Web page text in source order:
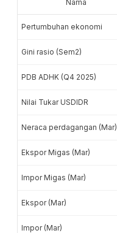
Nama
Pertumbuhan ekonomi
Gini rasio (Sem2)
PDB ADHK (Q4 2025)
Nilai Tukar USDIDR
Neraca perdagangan (Mar)
Ekspor Migas (Mar)
Impor Migas (Mar)
Ekspor (Mar)
Impor (Mar)